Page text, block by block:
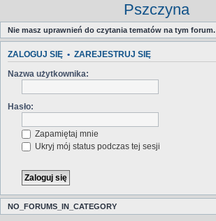
Pszczyna
Nie masz uprawnień do czytania tematów na tym forum.
ZALOGUJ SIĘ • ZAREJESTRUJ SIĘ
Nazwa użytkownika:
Hasło:
Zapamiętaj mnie
Ukryj mój status podczas tej sesji
NO_FORUMS_IN_CATEGORY